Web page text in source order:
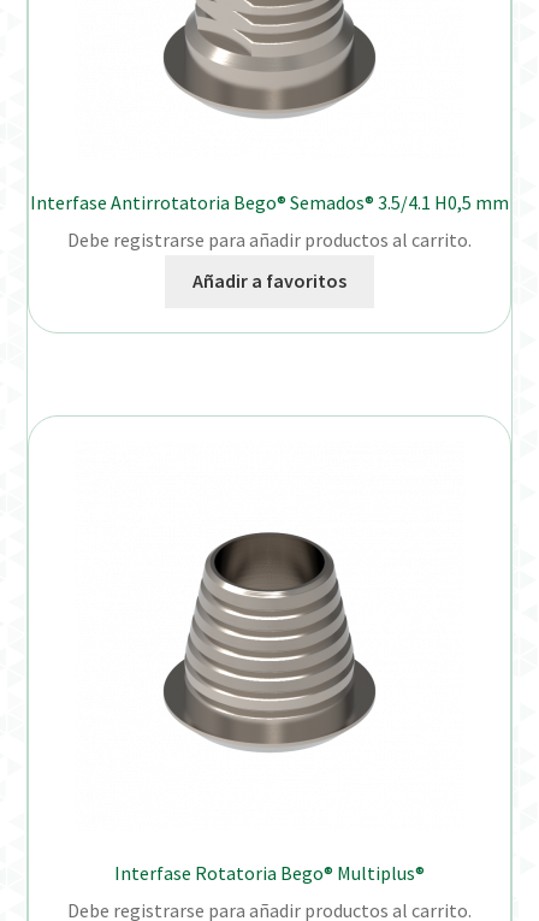
Interfase Antirrotatoria Bego® Semados® 3.5/4.1 H0,5 mm
Debe registrarse para añadir productos al carrito.
Añadir a favoritos
Interfase Rotatoria Bego® Multiplus®
Debe registrarse para añadir productos al carrito.